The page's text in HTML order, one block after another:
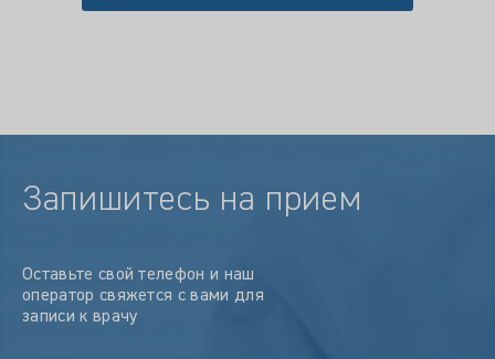
Запишитесь на прием
Оставьте свой телефон и наш
оператор свяжется с вами для
записи к врачу